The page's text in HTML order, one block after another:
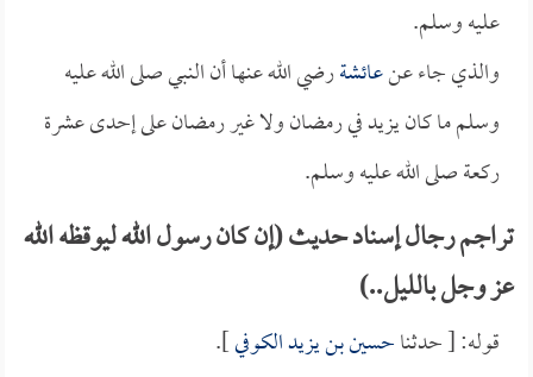
عليه وسلم.
والذي جاء عنعائشةرضي الله عنها أن النبي صلى الله عليه
وسلم ما كان يزيد في رمضان ولا غير رمضان على إحدى عشرة
ركعة صلى الله عليه وسلم.
تراجم رجال إسناد حديث (إن كان رسول الله ليوقظه الله
عز وجل بالليل..)
قوله: [ حدثناحسين بن يزيد الكوفي].